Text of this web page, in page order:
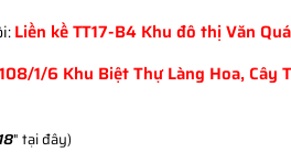
Liền kề TT17-B4 Khu đô thị Văn
108/1/6 Khu Biệt Thự Làng Hoa, Cây
" tại đây)